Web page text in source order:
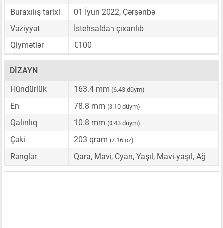
Buraxılış tarixi
01 İyun 2022, Çərşənbə
Vəziyyət
İstehsaldan çıxarılıb
Qiymətlər
€100
DIZAYN
Hündürlük
163.4 mm (6.43 düym)
En 78.8 mm (3.10 düym)
Qalınlıq 10.8 mm (0.43 düym)
Çəki 203 qram (7.16 oz)
Rənglər Qara, Mavi, Cyan, Yaşıl, Mavi-yaşıl, Ağ